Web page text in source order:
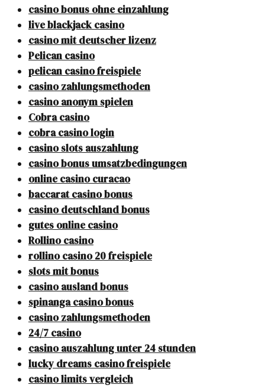
casino bonus ohne einzahlung
live blackjack casino
casino mit deutscher lizenz
Pelican casino
pelican casino freispiele
casino zahlungsmethoden
casino anonym spielen
Cobra casino
cobra casino login
casino slots auszahlung
casino bonus umsatzbedingungen
online casino curacao
baccarat casino bonus
casino deutschland bonus
gutes online casino
Rollino casino
rollino casino 20 freispiele
slots mit bonus
casino ausland bonus
spinanga casino bonus
casino zahlungsmethoden
24/7 casino
casino auszahlung unter 24 stunden
lucky dreams casino freispiele
casino limits vergleich